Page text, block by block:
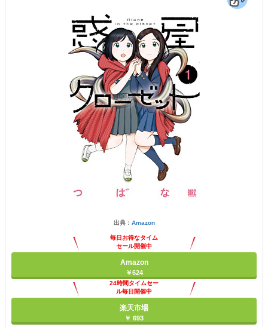
出典： Amazon
毎日お得なタイム
セール開催中
Amazon
￥624
24時間タイムセー
ル毎日開催中
楽天市場
￥ 693